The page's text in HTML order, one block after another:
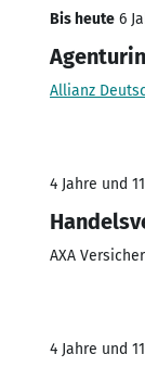
Bis heute 6
Allianz
4 Jahre und
AXA
4 Jahre und